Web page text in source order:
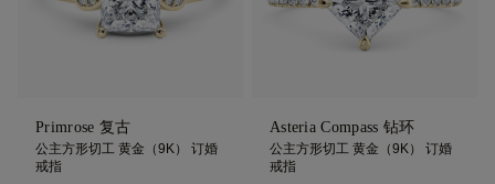
Primrose 复古
公主方形切工 黄金（9K） 订婚
戒指
Asteria Compass 钻环
公主方形切工 黄金（9K） 订婚
戒指